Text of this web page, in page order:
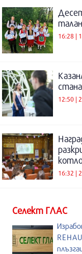
16:28 |
12:50 |
16:32 |
Селект ГЛАС